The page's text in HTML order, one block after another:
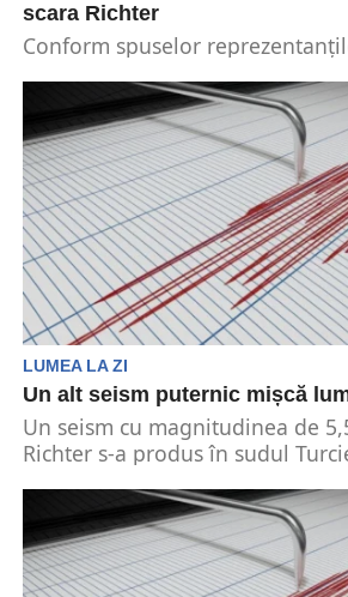
scara Richter
Conform spuselor
(EMSC), a avut loc un cutremur
LUMEA LA ZI
Un alt seism puternic mișcă
Un seism cu magnitudinea de
Richter s-a produs în sudul